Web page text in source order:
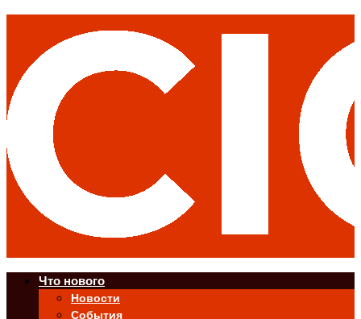
Что нового
Новости
События